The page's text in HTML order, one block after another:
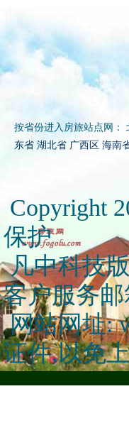
按省份进入房旅站点网：
东省 湖北省 广西区 海南
Copyright
保护
凡中科技
客户服务邮
网站网址:
证件,以免